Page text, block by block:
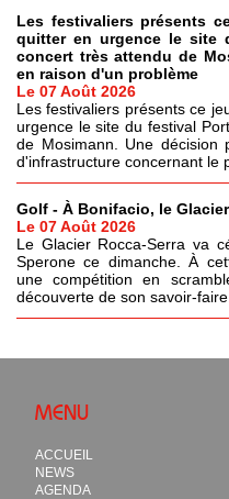
Les festivaliers présents
quitter en urgence le site
concert très attendu de
en raison d'un problème
Le 07 Août 2026
Les festivaliers présents ce
urgence le site du festival
de Mosimann. Une
d'infrastructure concernant le
Golf - À Bonifacio, le
Le 07 Août 2026
Le Glacier Rocca-Serra va
Sperone ce dimanche. À
une compétition en
découverte de son savoir-
MENU
ACCUEIL
NEWS
AGENDA